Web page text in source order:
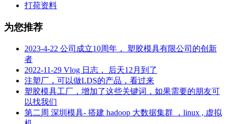
打荷资料
为您推荐
2023-4-22 公司成立10周年， 塑胶模具有限公司的创新
者
2022-11-29 Vlog 日志， 后天12月到了
注塑厂，可以做LDS的产品，看过来
塑胶模具工厂，增加了这些关键词，如果需要的朋友可
以找我们
第二周 深圳模具- 搭建 hadoop 大数据集群 ，linux , 虚拟